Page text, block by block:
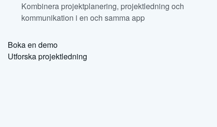
Kombinera projektplanering, projektledning och
kommunikation i en och samma app
Boka en demo
Utforska projektledning